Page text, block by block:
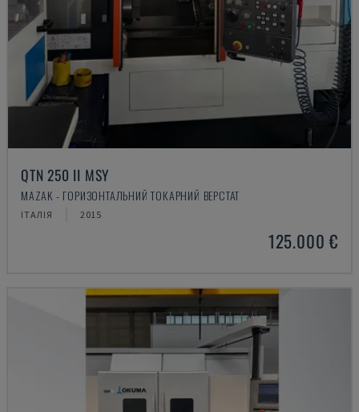
QTN 250 II MSY
MAZAK - ГОРИЗОНТАЛЬНИЙ ТОКАРНИЙ ВЕРСТАТ
ІТАЛІЯ 2015
125.000 €